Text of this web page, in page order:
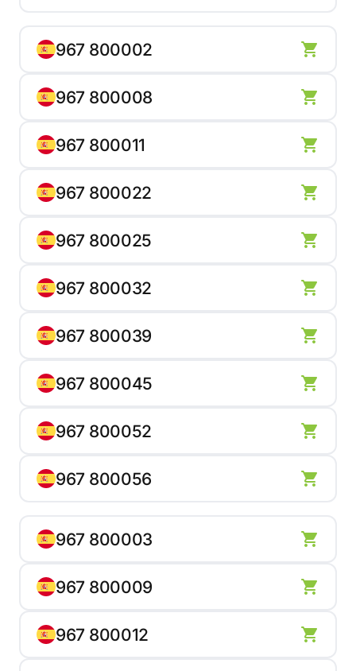
967 800002
967 800008
967 800011
967 800022
967 800025
967 800032
967 800039
967 800045
967 800052
967 800056
967 800003
967 800009
967 800012